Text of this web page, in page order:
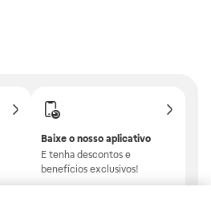
Baixe o nosso aplicativo
E tenha descontos e
benefícios exclusivos!